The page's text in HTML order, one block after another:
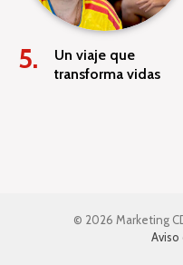
Un viaje que
transforma vidas
© 2026 Marketing
Aviso